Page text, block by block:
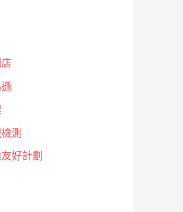
測
好計劃